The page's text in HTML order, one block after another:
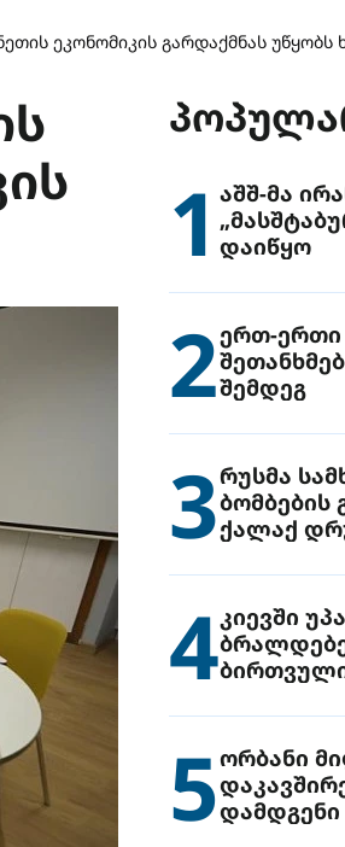
ეკონომიკის გარდაქმნას უწყობს
1აშშ-მა
დაიწყო
2ერთ-ერთი
შემდეგ
3რუსმა
ბომბების
ქალაქ
4კიევში
5ორბანი
დამდგენი